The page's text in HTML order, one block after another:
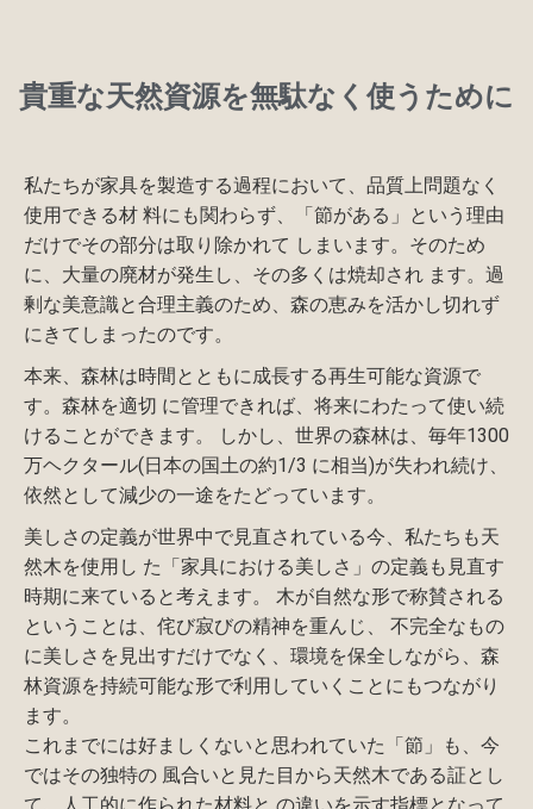
貴重な天然資源を無駄なく使うために​
私たちが家具を製造する過程において、品質上問題なく
使用できる材 料にも関わらず、「節がある」という理由
だけでその部分は取り除かれて しまいます。そのため
に、大量の廃材が発生し、その多くは焼却され ます。過
剰な美意識と合理主義のため、森の恵みを活かし切れず
にきてしまったのです。
本来、森林は時間とともに成長する再生可能な資源で
す。森林を適切 に管理できれば、将来にわたって使い続
けることができます。 しかし、世界の森林は、毎年1300
万ヘクタール(日本の国土の約1/3 に相当)が失われ続け、
依然として減少の一途をたどっています。
美しさの定義が世界中で見直されている今、私たちも天
然木を使用し た「家具における美しさ」の定義も見直す
時期に来ていると考えます。 木が自然な形で称賛される
ということは、侘び寂びの精神を重んじ、 不完全なもの
に美しさを見出すだけでなく、環境を保全しながら、森
林資源を持続可能な形で利用していくことにもつながり
ます。
これまでには好ましくないと思われていた「節」も、今
ではその独特の 風合いと見た目から天然木である証とし